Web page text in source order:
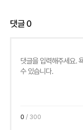
댓글0
0 / 300